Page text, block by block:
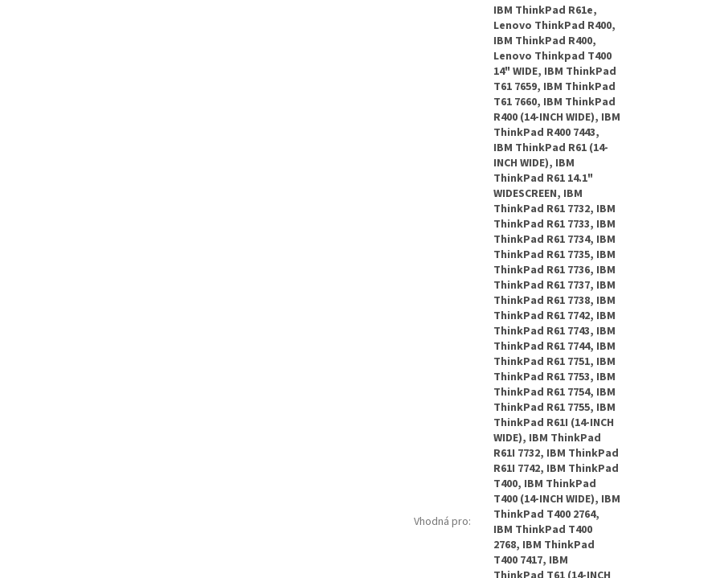
Vhodná pro:
IBM ThinkPad R61e,
Lenovo ThinkPad R400,
IBM ThinkPad R400,
Lenovo Thinkpad T400
14" WIDE, IBM ThinkPad
T61 7659, IBM ThinkPad
T61 7660, IBM ThinkPad
R400 (14-INCH WIDE), IBM
ThinkPad R400 7443,
IBM ThinkPad R61 (14-
INCH WIDE), IBM
ThinkPad R61 14.1"
WIDESCREEN, IBM
ThinkPad R61 7732, IBM
ThinkPad R61 7733, IBM
ThinkPad R61 7734, IBM
ThinkPad R61 7735, IBM
ThinkPad R61 7736, IBM
ThinkPad R61 7737, IBM
ThinkPad R61 7738, IBM
ThinkPad R61 7742, IBM
ThinkPad R61 7743, IBM
ThinkPad R61 7744, IBM
ThinkPad R61 7751, IBM
ThinkPad R61 7753, IBM
ThinkPad R61 7754, IBM
ThinkPad R61 7755, IBM
ThinkPad R61I (14-INCH
WIDE), IBM ThinkPad
R61I 7732, IBM ThinkPad
R61I 7742, IBM ThinkPad
T400, IBM ThinkPad
T400 (14-INCH WIDE), IBM
ThinkPad T400 2764,
IBM ThinkPad T400
2768, IBM ThinkPad
T400 7417, IBM